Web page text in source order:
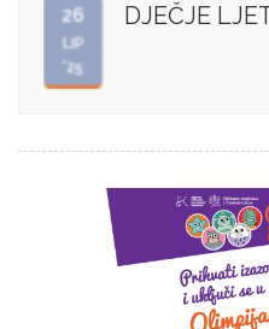
26
LIP
'25
DJEČJE